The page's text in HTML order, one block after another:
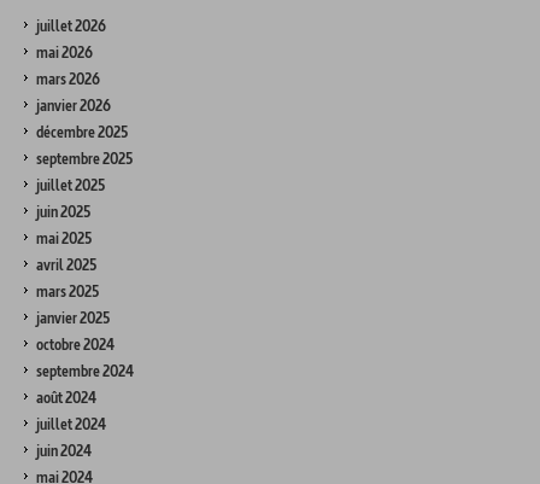
juillet 2026
mai 2026
mars 2026
janvier 2026
décembre 2025
septembre 2025
juillet 2025
juin 2025
mai 2025
avril 2025
mars 2025
janvier 2025
octobre 2024
septembre 2024
août 2024
juillet 2024
juin 2024
mai 2024